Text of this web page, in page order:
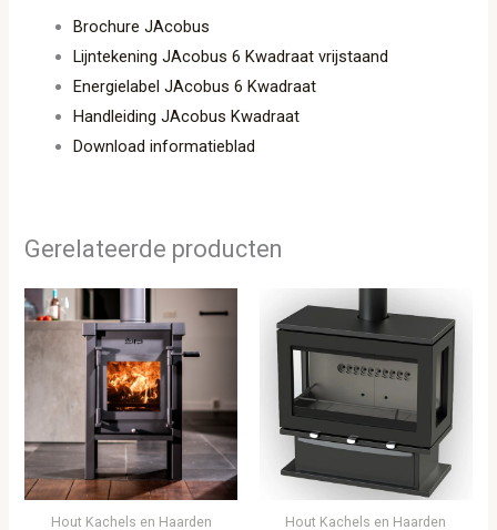
Brochure JAcobus
Lijntekening JAcobus 6 Kwadraat vrijstaand
Energielabel JAcobus 6 Kwadraat
Handleiding JAcobus Kwadraat
Download informatieblad
Gerelateerde producten
Hout Kachels en Haarden Hout Kachels en Haarden